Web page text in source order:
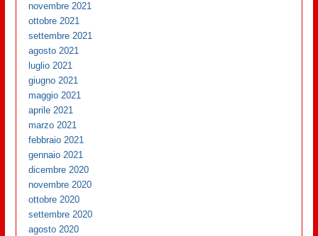
novembre 2021
ottobre 2021
settembre 2021
agosto 2021
luglio 2021
giugno 2021
maggio 2021
aprile 2021
marzo 2021
febbraio 2021
gennaio 2021
dicembre 2020
novembre 2020
ottobre 2020
settembre 2020
agosto 2020